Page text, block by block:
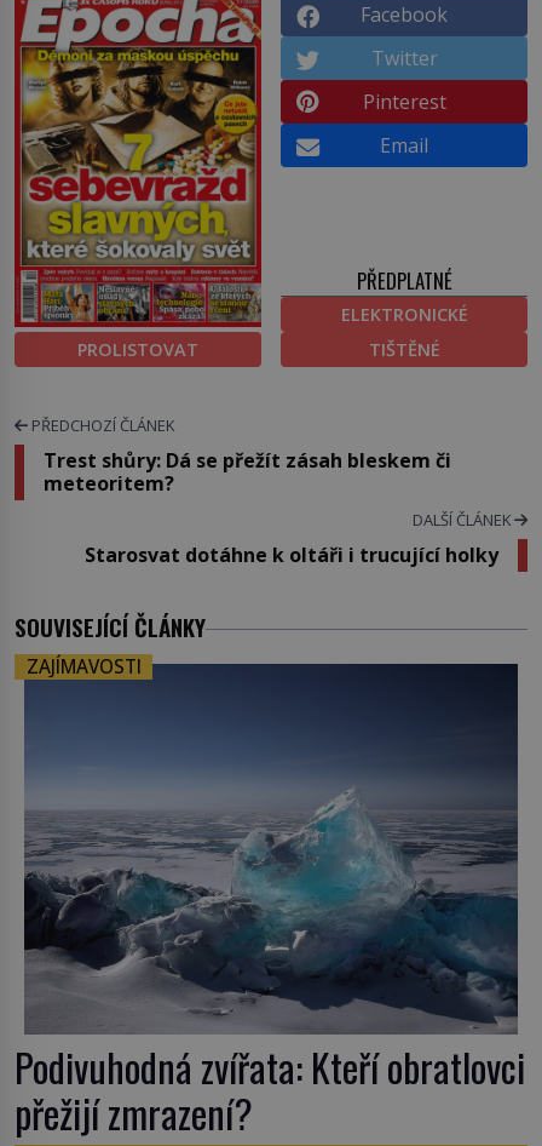
PROLISTOVAT
Facebook
Twitter
Pinterest
Email
PŘEDPLATNÉ
ELEKTRONICKÉ
TIŠTĚNÉ
PŘEDCHOZÍ ČLÁNEK
Trest shůry: Dá se přežít zásah bleskem či
meteoritem?
DALŠÍ ČLÁNEK
Starosvat dotáhne k oltáři i trucující holky
SOUVISEJÍCÍ ČLÁNKY
ZAJÍMAVOSTI
Podivuhodná zvířata: Kteří obratlovci
přežijí zmrazení?